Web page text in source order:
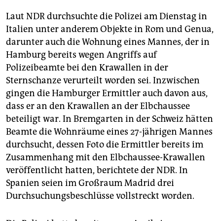
Laut NDR durchsuchte die Polizei am Dienstag in
Italien unter anderem Objekte in Rom und Genua,
darunter auch die Wohnung eines Mannes, der in
Hamburg bereits wegen Angriffs auf
Polizeibeamte bei den Krawallen in der
Sternschanze verurteilt worden sei. Inzwischen
gingen die Hamburger Ermittler auch davon aus,
dass er an den Krawallen an der Elbchaussee
beteiligt war. In Bremgarten in der Schweiz hätten
Beamte die Wohnräume eines 27-jährigen Mannes
durchsucht, dessen Foto die Ermittler bereits im
Zusammenhang mit den Elbchaussee-Krawallen
veröffentlicht hatten, berichtete der NDR. In
Spanien seien im Großraum Madrid drei
Durchsuchungsbeschlüsse vollstreckt worden.